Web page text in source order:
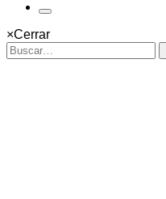
×Cerrar